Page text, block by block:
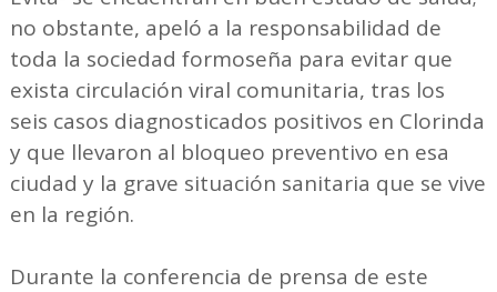
no obstante, apeló a la responsabilidad de
toda la sociedad formoseña para evitar que
exista circulación viral comunitaria, tras los
seis casos diagnosticados positivos en Clorinda
y que llevaron al bloqueo preventivo en esa
ciudad y la grave situación sanitaria que se vive
en la región.
Durante la conferencia de prensa de este